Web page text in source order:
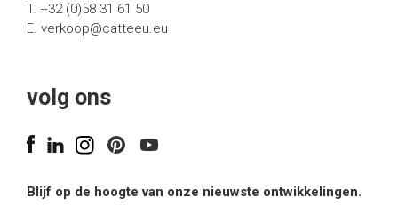
T. +32 (0)58 31 61 50
E. verkoop@catteeu.eu
volg ons
Blijf op de hoogte van onze nieuwste ontwikkelingen.